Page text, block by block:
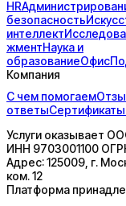
HR
безопасность
интеллект
жментНаука и
образованиеОфис
Компания
С чем помогаем
ответыСертификаты
Услуги оказывает
ИНН 9703001100
Адрес:125009, г.
ком. 12
Платформа